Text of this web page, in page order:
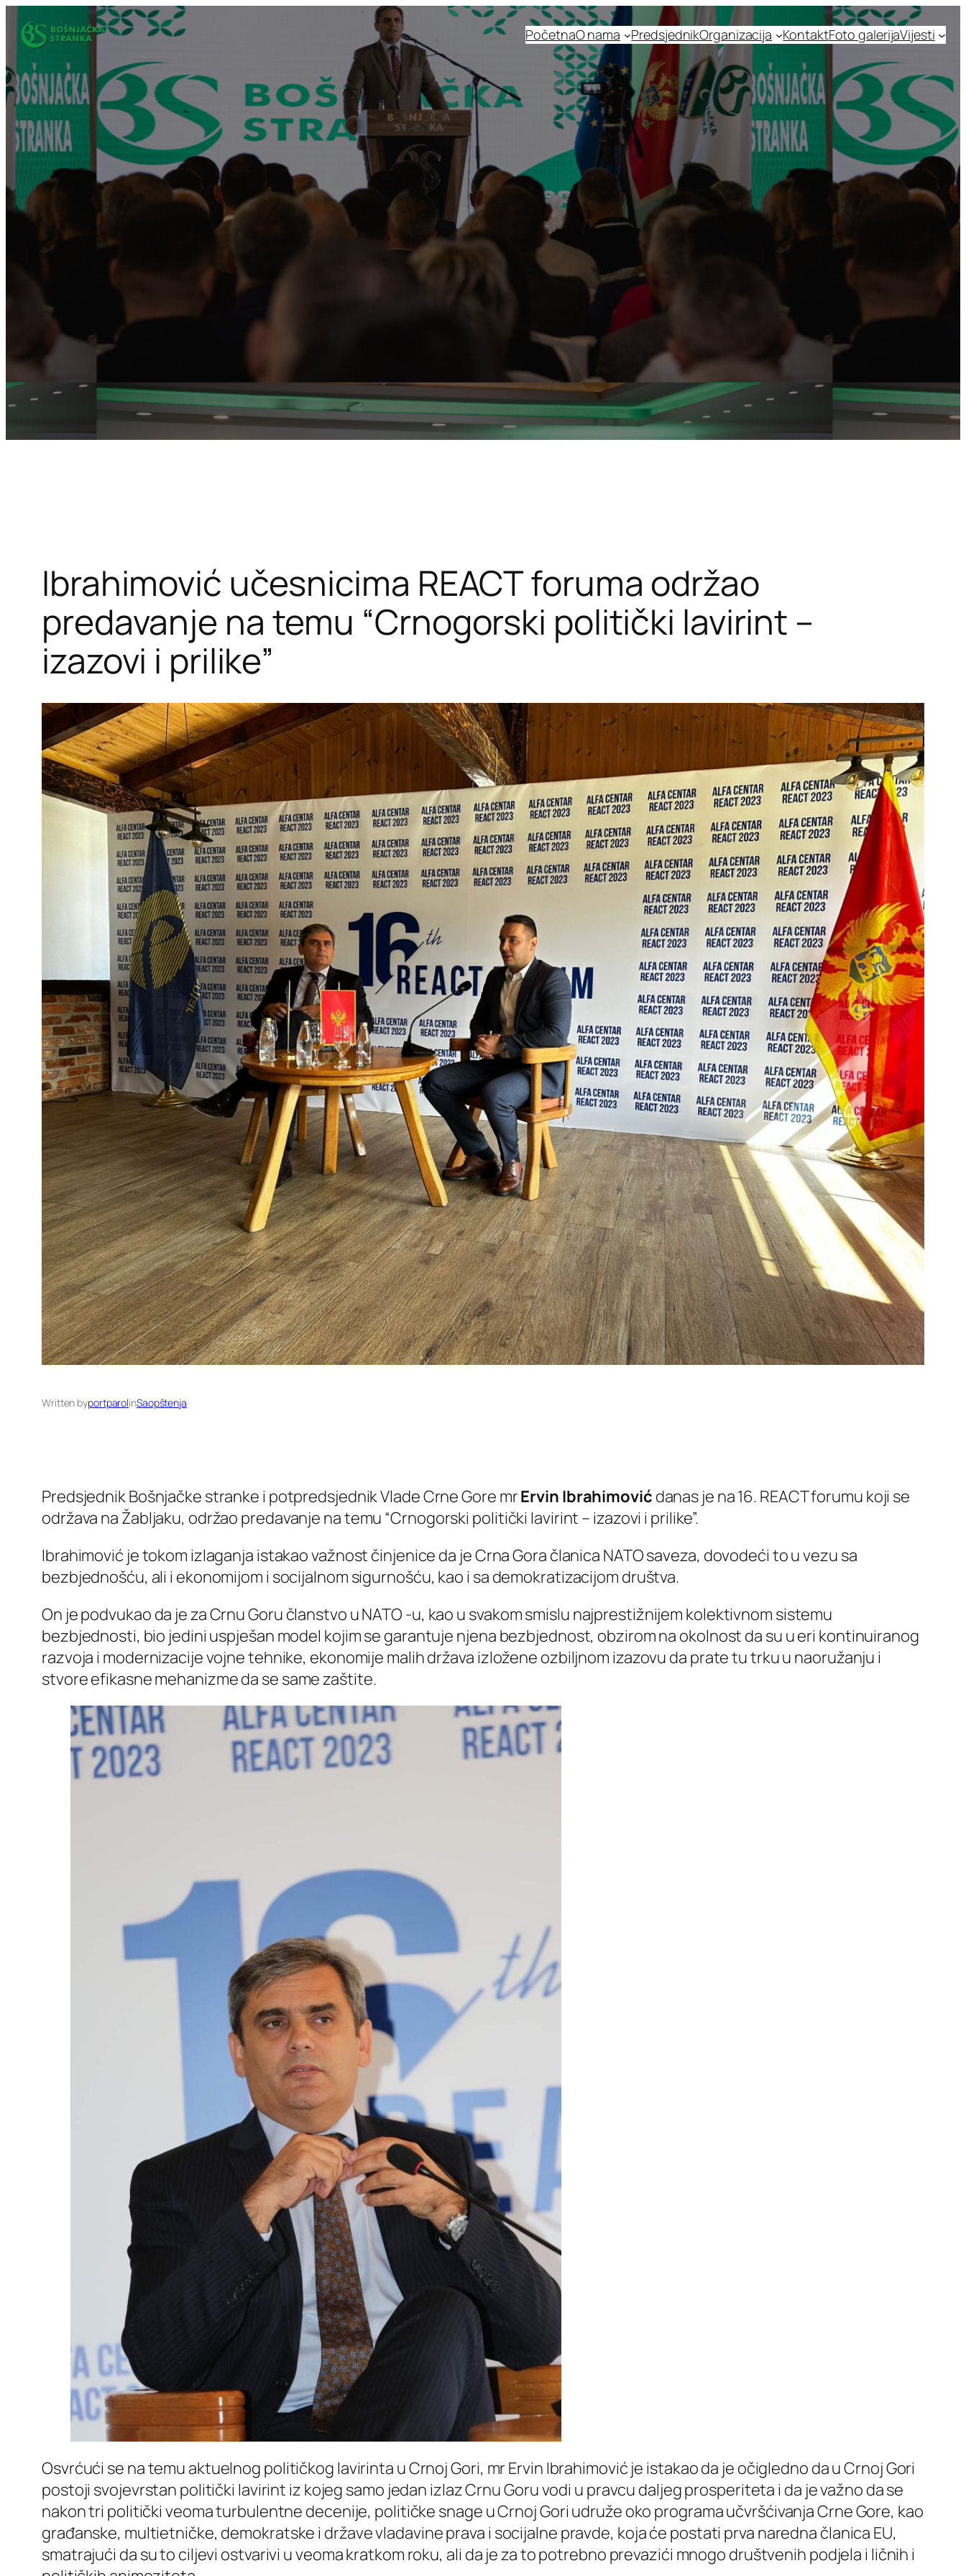
Idi
na
sadržaj
PočetnaO nama PredsjednikOrganizacija KontaktFoto galerijaVijesti
Ibrahimović učesnicima REACT foruma održao
predavanje na temu “Crnogorski politički lavirint –
izazovi i prilike”
Written byportparolinSaopštenja
Predsjednik Bošnjačke stranke i potpredsjednik Vlade Crne Gore mrErvin Ibrahimović danas je na 16. REACT forumu koji se
održava na Žabljaku, održao predavanje na temu “Crnogorski politički lavirint – izazovi i prilike”.
Ibrahimović je tokom izlaganja istakao važnost činjenice da je Crna Gora članica NATO saveza, dovodeći to u vezu sa
bezbjednošću, ali i ekonomijom i socijalnom sigurnošću, kao i sa demokratizacijom društva.
On je podvukao da je za Crnu Goru članstvo u NATO -u, kao u svakom smislu najprestižnijem kolektivnom sistemu
bezbjednosti, bio jedini uspješan model kojim se garantuje njena bezbjednost, obzirom na okolnost da su u eri kontinuiranog
razvoja i modernizacije vojne tehnike, ekonomije malih država izložene ozbiljnom izazovu da prate tu trku u naoružanju i
stvore efikasne mehanizme da se same zaštite.
Osvrćući se na temu aktuelnog političkog lavirinta u Crnoj Gori, mr Ervin Ibrahimović je istakao da je očigledno da u Crnoj Gori
postoji svojevrstan politički lavirint iz kojeg samo jedan izlaz Crnu Goru vodi u pravcu daljeg prosperiteta i da je važno da se
nakon tri politički veoma turbulentne decenije, političke snage u Crnoj Gori udruže oko programa učvršćivanja Crne Gore, kao
građanske, multietničke, demokratske i države vladavine prava i socijalne pravde, koja će postati prva naredna članica EU,
smatrajući da su to ciljevi ostvarivi u veoma kratkom roku, ali da je za to potrebno prevazići mnogo društvenih podjela i ličnih i